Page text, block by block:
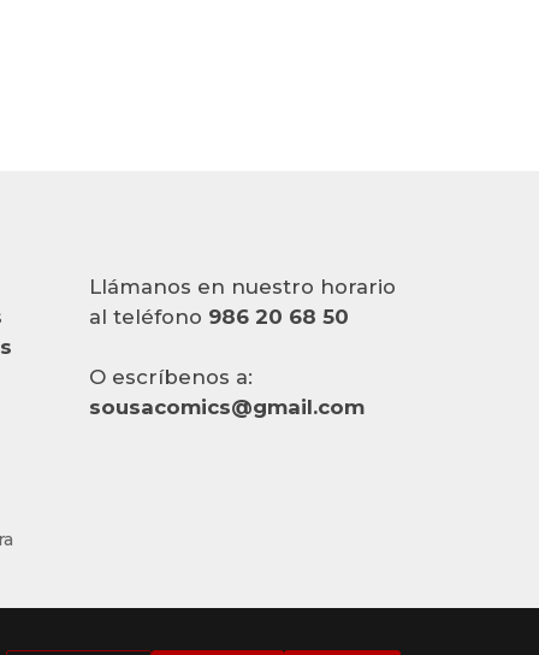
Llámanos en nuestro horario
al teléfono 986 20 68 50
O escríbenos a:
sousacomics@gmail.com